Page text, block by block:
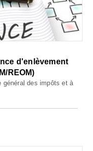
d'enlèvement
REOM)
général des impôts et à